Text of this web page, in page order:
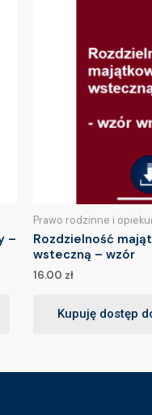
–
Prawo rodzinne i
Rozdzielność
wsteczną – wzór
16.00 zł
Kupuję dostęp